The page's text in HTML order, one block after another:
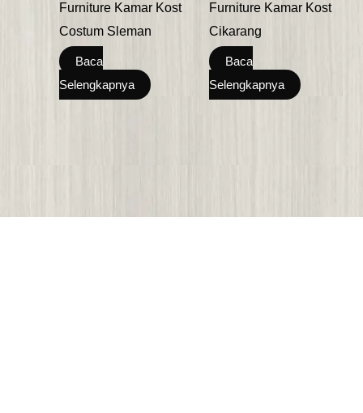
Furniture Kamar Kost
Costum Sleman
Baca
Selengkapnya
Furniture Kamar Kost
Cikarang
Baca
Selengkapnya